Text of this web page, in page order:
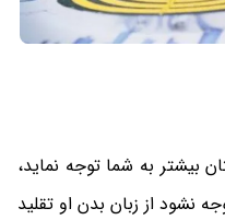
بیشتر به شما توجه نماید،
نشود از زبان بدن او تقلید